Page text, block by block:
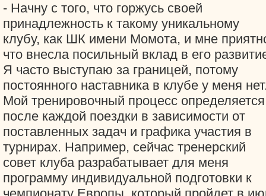
- Начну с того, что горжусь своей
принадлежность к такому уникальному
клубу, как ШК имени Момота, и мне
что внесла посильный вклад в его
Я часто выступаю за границей, потому
постоянного наставника в клубе у меня
Мой тренировочный процесс определяется
после каждой поездки в зависимости от
поставленных задач и графика участия в
турнирах. Например, сейчас тренерский
совет клуба разрабатывает для меня
программу индивидуальной подготовки к